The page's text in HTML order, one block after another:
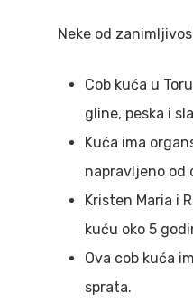
Neke od
Cob kuća u
gline, peska i
Kuća ima
napravljeno od
Kristen Maria i
kuću oko 5
Ova cob kuća
sprata.